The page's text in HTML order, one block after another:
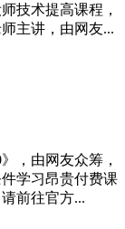
技术提高课程，
主讲，由网友...
，由网友众筹，
学习昂贵付费课
前往官方...